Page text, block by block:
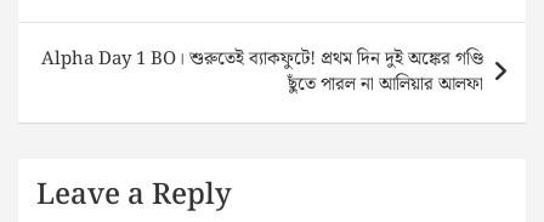
Alpha Day 1 BO। শুরুতেই ব্যাকফুটে! প্রথম দিন দুই অঙ্কের গণ্ডি
ছুঁতে পারল না আলিয়ার আলফা
Leave a Reply